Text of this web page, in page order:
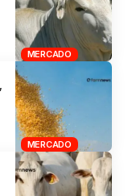
MERCADO
MERCADO